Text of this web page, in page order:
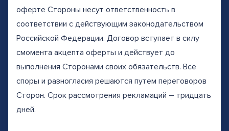
оферте Стороны несут ответственность в
соответствии с действующим законодательством
Российской Федерации. Договор вступает в силу
смомента акцепта оферты и действует до
выполнения Сторонами своих обязательств. Все
споры и разногласия решаются путем переговоров
Сторон. Срок рассмотрения рекламаций – тридцать
дней.